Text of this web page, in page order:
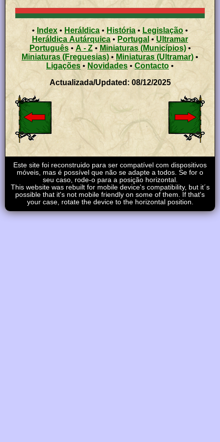
• Index • Heráldica • História • Legislação •
Heráldica Autárquica • Portugal • Ultramar
Português• A - Z• Miniaturas (Municípios)•
Miniaturas (Freguesias)• Miniaturas (Ultramar)•
Ligações• Novidades • Contacto •
Actualizada/Updated: 08/12/2025
Este site foi reconstruido para ser compatível com dispositivos
móveis, mas é possível que não se adapte a todos. Se for o
seu caso, rode-o para a posição horizontal.
This website was rebuilt for mobile device's compatibility, but it´s
possible that it's not mobile friendly on some of them. If that's
your case, rotate the device to the horizontal position.